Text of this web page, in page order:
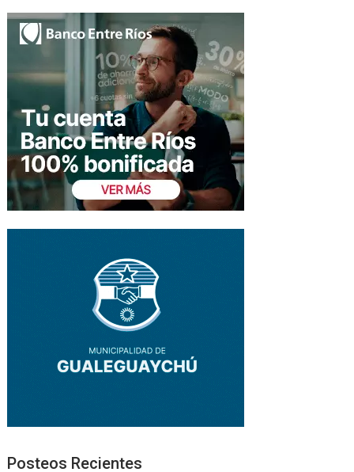
Posteos Recientes